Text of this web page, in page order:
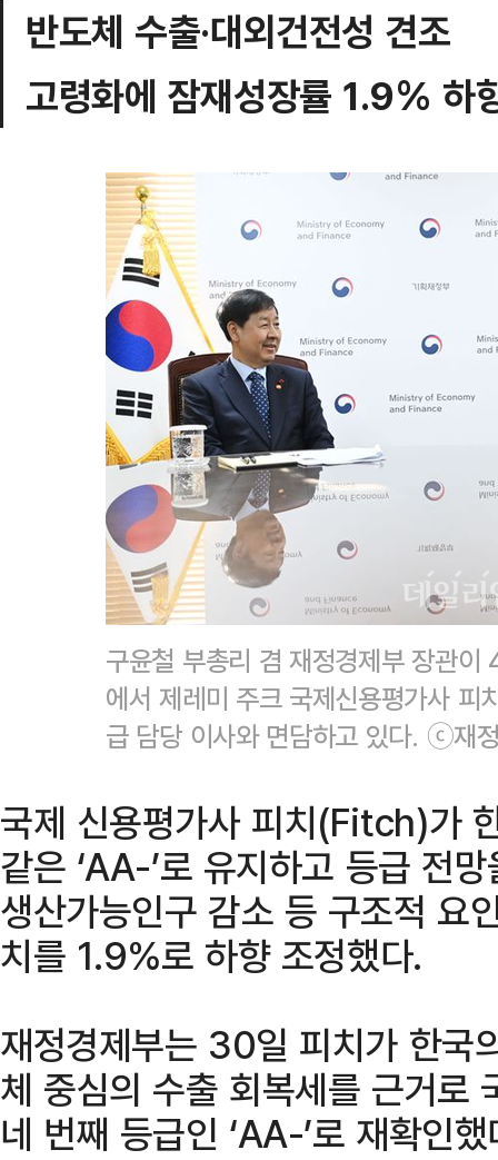
반도체 수출·대외건전성 견조
고령화에 잠재성장률 1.9% 하
구윤철 부총리 겸 재정경제부 장관이
에서 제레미 주크 국제신용평가사
급 담당 이사와 면담하고 있다. ⓒ재
국제 신용평가사 피치(Fitch)가
같은 ‘AA-’로 유지하고 등급 전
생산가능인구 감소 등 구조적 요
치를 1.9%로 하향 조정했다.
재정경제부는 30일 피치가 한국
체 중심의 수출 회복세를 근거로
네 번째 등급인 ‘AA-’로 재확인